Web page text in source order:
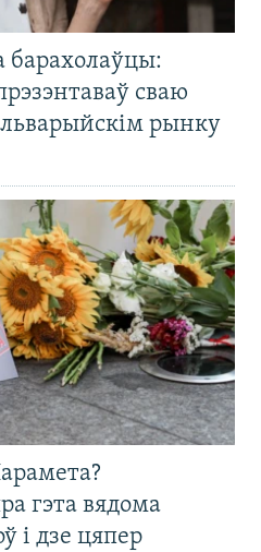
барахолаўцы:
сваю
рынку
гэта вядома
і дзе цяпер